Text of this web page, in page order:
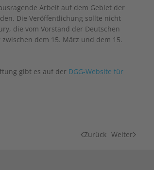
Arbeit auf dem Gebiet der
Die Veröffentlichung sollte nicht
die vom Vorstand der Deutschen
dem 15. März und dem 15.
gibt es auf der DGG-Website für
Zurück Weiter